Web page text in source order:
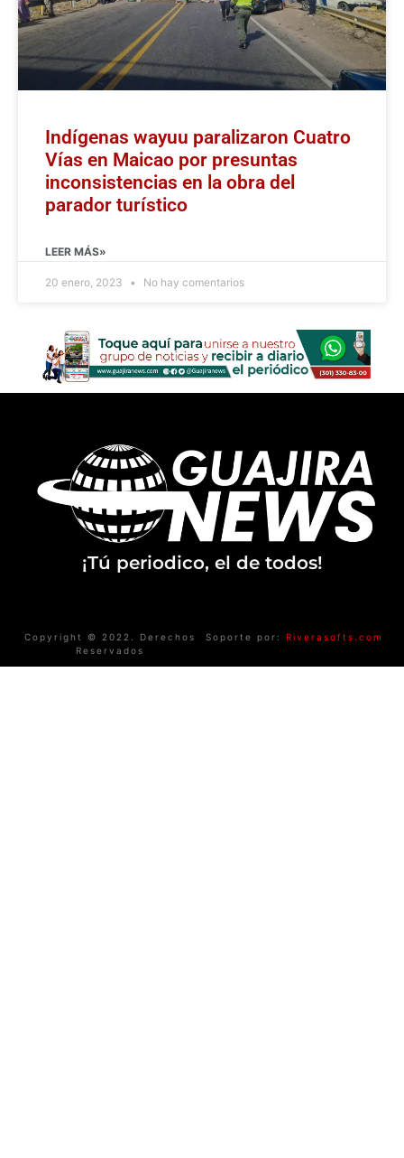
Indígenas wayuu paralizaron Cuatro
Vías en Maicao por presuntas
inconsistencias en la obra del
parador turístico
LEER MÁS»
20 enero, 2023 No hay comentarios
¡Tú periodico, el de todos!
Copyright © 2022. Derechos
Reservados
Soporte por: Riverasofts.com